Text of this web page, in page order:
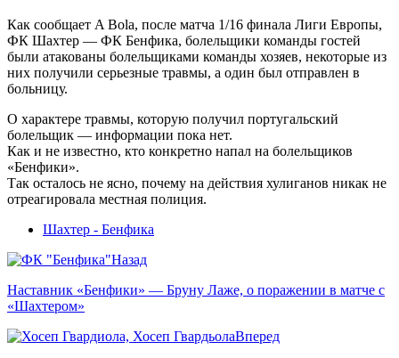
Как сообщает A Bola, после матча 1/16 финала Лиги Европы,
ФК Шахтер — ФК Бенфика, болельщики команды гостей
были атакованы болельщиками команды хозяев, некоторые из
них получили серьезные травмы, а один был отправлен в
больницу.
О характере травмы, которую получил португальский
болельщик — информации пока нет.
Как и не известно, кто конкретно напал на болельщиков
«Бенфики».
Так осталось не ясно, почему на действия хулиганов никак не
отреагировала местная полиция.
Шахтер - Бенфика
Назад
Наставник «Бенфики» — Бруну Лаже, о поражении в матче с
«Шахтером»
Вперед